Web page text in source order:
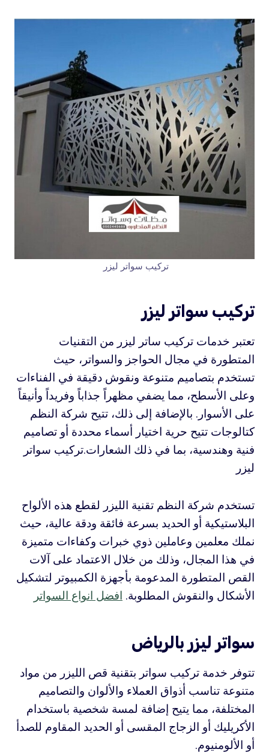
تركيب سواتر ليزر
تركيب سواتر ليزر
تعتبر خدمات تركيب ساتر ليزر من التقنيات
المتطورة في مجال الحواجز والسواتر، حيث
تستخدم بتصاميم متنوعة ونقوش دقيقة في الفناءات
وعلى الأسطح، مما يضفي مظهراً جذاباً وفريداً وأنيقاً
على الأسوار. بالإضافة إلى ذلك، تتيح شركة النظم
كتالوجات تتيح حرية اختيار أسماء محددة أو تصاميم
فنية وهندسية، بما في ذلك الشعارات.تركيب سواتر
ليزر
تستخدم شركة النظم تقنية الليزر لقطع هذه الألواح
البلاستيكية أو الحديد بسرعة فائقة ودقة عالية، حيث
نملك معلمين وعاملين ذوي خبرات وكفاءات متميزة
في هذا المجال، وذلك من خلال الاعتماد على آلات
القص المتطورة المدعومة بأجهزة الكمبيوتر لتشكيل
الأشكال والنقوش المطلوبة. افضل انواع السواتر
سواتر ليزر بالرياض
تتوفر خدمة تركيب سواتر بتقنية قص الليزر من مواد
متنوعة تناسب أذواق العملاء والألوان والتصاميم
المختلفة، مما يتيح إضافة لمسة شخصية باستخدام
الأكريليك أو الزجاج المقسى أو الحديد المقاوم للصدأ
أو الألومنيوم.